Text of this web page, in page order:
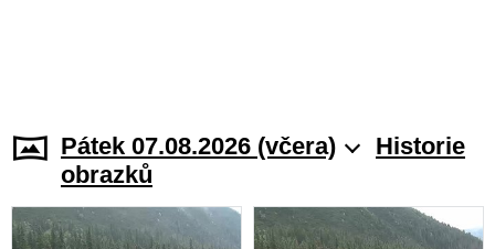
Pátek 07.08.2026 (včera)
Historie
obrazků